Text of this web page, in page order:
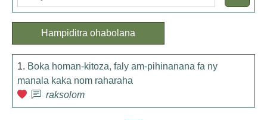
Hampiditra ohabolana
1. Boka homan-kitoza, faly am-pihinanana fa ny
manala kaka nom raharaha
raksolom